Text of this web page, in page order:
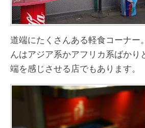
道端にたくさんある軽食コーナー
んはアジア系かアフリカ系ばかり
端を感じさせる店でもあります。